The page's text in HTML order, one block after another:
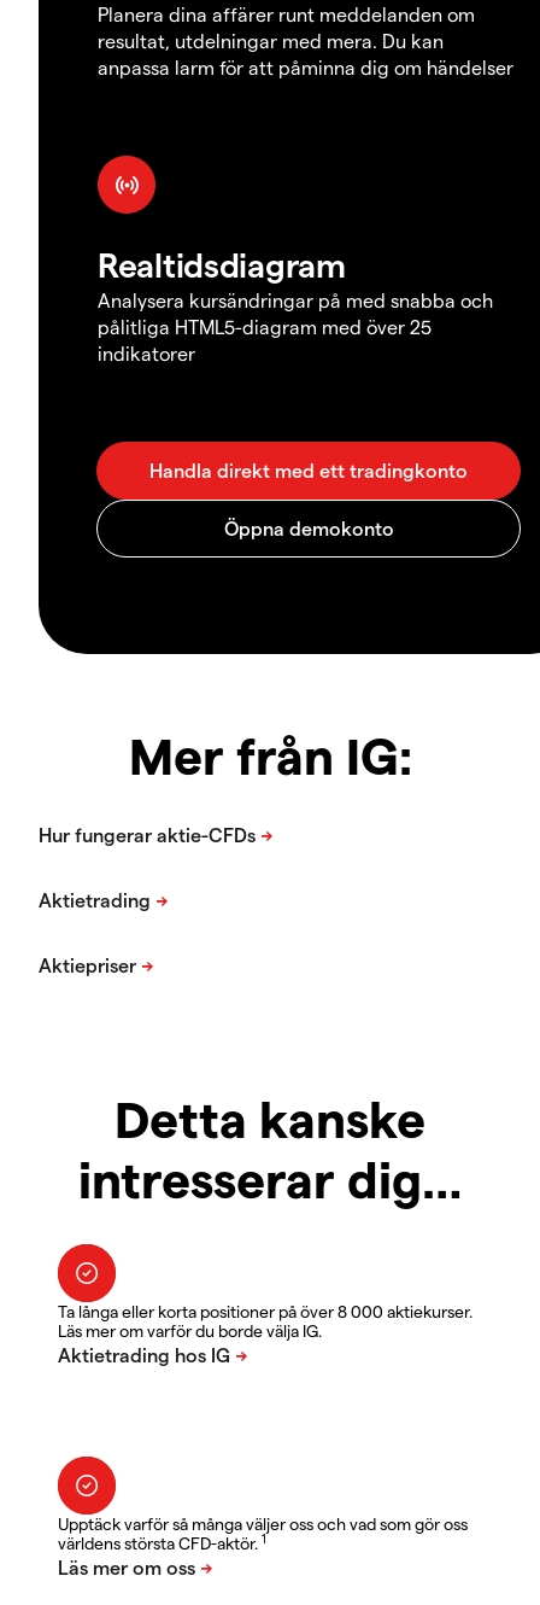
Planera dina affärer runt meddelanden om
resultat, utdelningar med mera. Du kan
anpassa larm för att påminna dig om händelser
Realtidsdiagram
Analysera kursändringar på med snabba och
pålitliga HTML5-diagram med över 25
indikatorer
Mer från IG:
Detta kanske
intresserar dig…
Ta långa eller korta positioner på över 8 000 aktiekurser.
Läs mer om varför du borde välja IG.
Upptäck varför så många väljer oss och vad som gör oss
världens största CFD-aktör. 1